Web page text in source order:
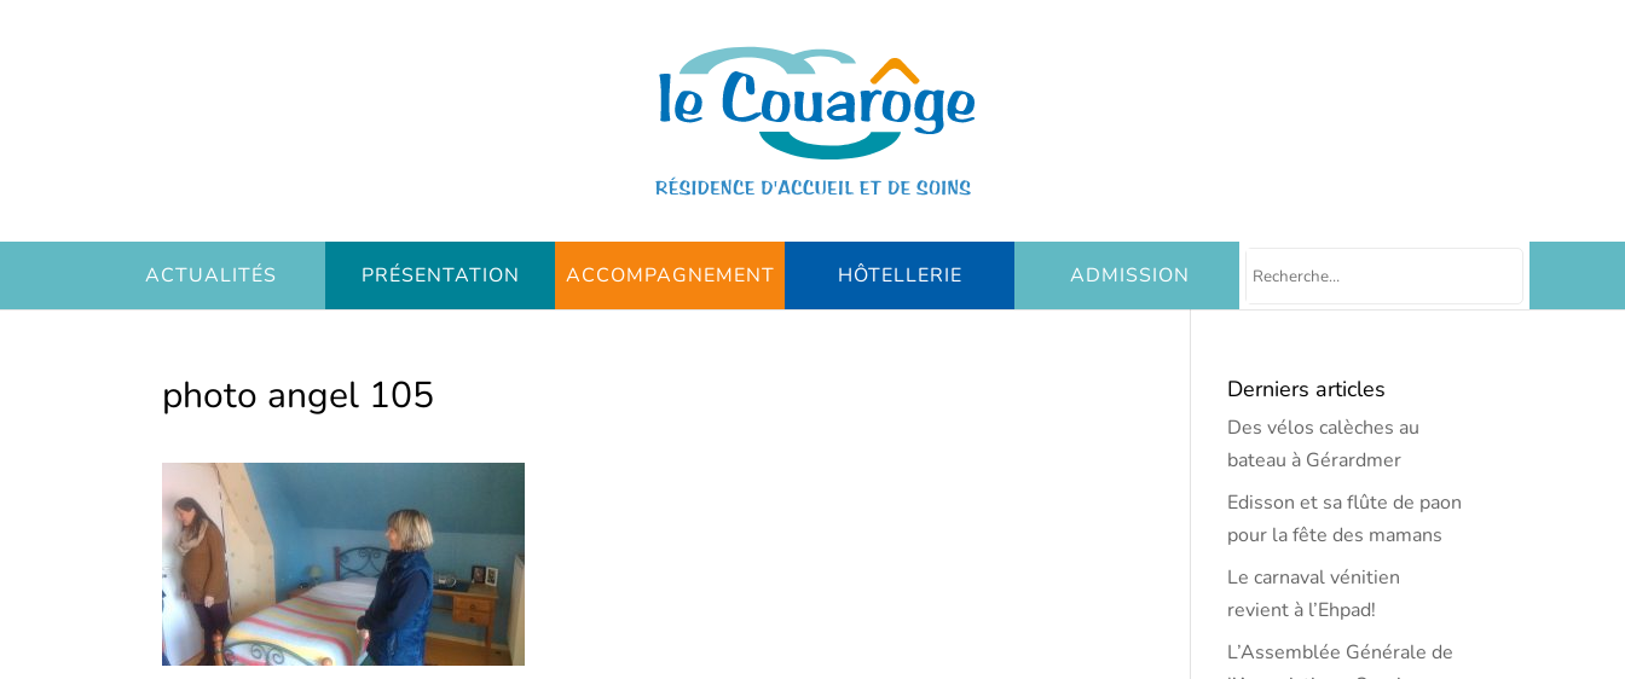
ACTUALITÉS PRÉSENTATION ACCOMPAGNEMENT HÔTELLERIE ADMISSION
photo angel 105 Derniers articles
Des vélos calèches au
bateau à Gérardmer
Edisson et sa flûte de paon
pour la fête des mamans
Le carnaval vénitien
revient à l’Ehpad!
L’Assemblée Générale de